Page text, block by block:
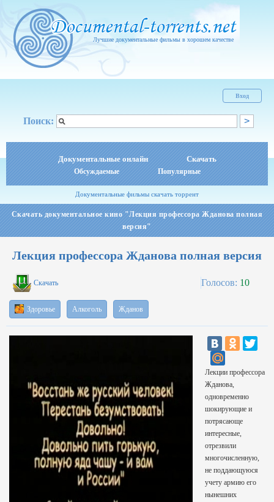
Лучшие документальные фильмы в хорошем качестве
Вход
Поиск:
Документальные онлайн Скачать
Обсуждаемые Популярные
Документальные фильмы скачать торрент
Скачать документальное кино "Лекция профессора Жданова полная
версия"
Лекция профессора Жданова полная версия
Скачать Голосов: 10
Здоровье Алкоголь Жданов
Лекции профессора
Жданова,
одновременно
шокирующие и
потрясающе
интересные,
отрезвили
многочисленную,
не поддающуюся
учету армию его
нынешних